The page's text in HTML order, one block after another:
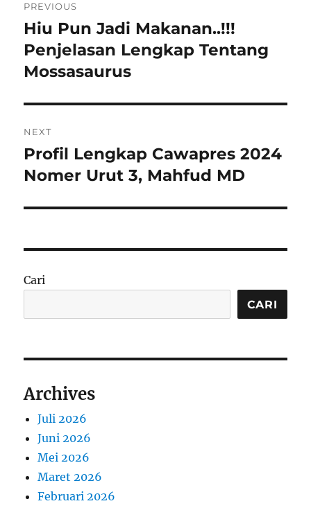
pos
PREVIOUS
Previous
post:
Hiu Pun Jadi Makanan..!!!
Penjelasan Lengkap Tentang
Mossasaurus
NEXT
Next
post:
Profil Lengkap Cawapres 2024
Nomer Urut 3, Mahfud MD
Cari
CARI
Archives
Juli 2026
Juni 2026
Mei 2026
Maret 2026
Februari 2026